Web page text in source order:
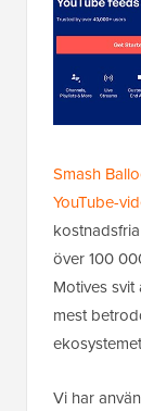
Smash
YouTube-
över 100
Motives
mest
Vi har